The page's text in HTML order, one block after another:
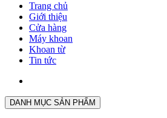
Trang chủ
Giới thiệu
Cửa hàng
Máy khoan
Khoan từ
Tin tức
DANH MỤC SẢN PHẨM